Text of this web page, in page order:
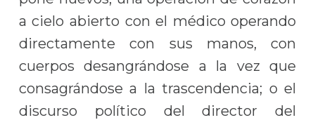
a cielo abierto con el médico operando
directamente con sus manos, con
cuerpos desangrándose a la vez que
consagrándose a la trascendencia; o el
discurso político del director del